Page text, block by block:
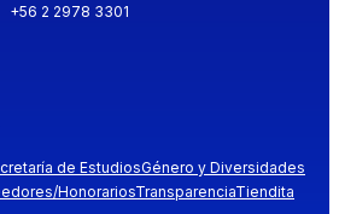
+56 2 2978 3301
de EstudiosGénero y Diversidades
HonorariosTransparenciaTiendita